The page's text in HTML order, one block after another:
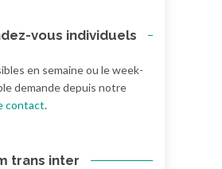
vous individuels
en semaine ou le week-
demande depuis notre
contact.
trans inter